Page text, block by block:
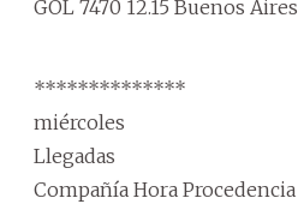
GOL 7470 12.15 Buenos Aires
**************
miércoles
Llegadas
Compañía Hora Procedencia